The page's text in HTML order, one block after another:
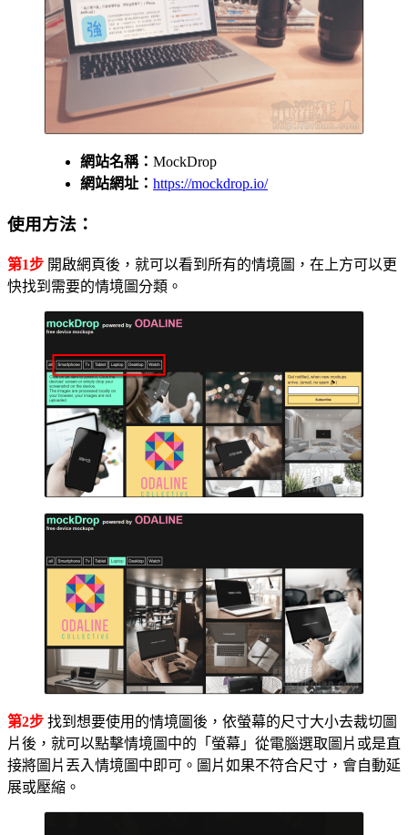
網站名稱： MockDrop
網站網址： https://mockdrop.io/
使用方法：
第1步 開啟網頁後，就可以看到所有的情境圖，在上方可以更
快找到需要的情境圖分類。
第2步 找到想要使用的情境圖後，依螢幕的尺寸大小去裁切圖
片後，就可以點擊情境圖中的「螢幕」從電腦選取圖片或是直
接將圖片丟入情境圖中即可。圖片如果不符合尺寸，會自動延
展或壓縮。